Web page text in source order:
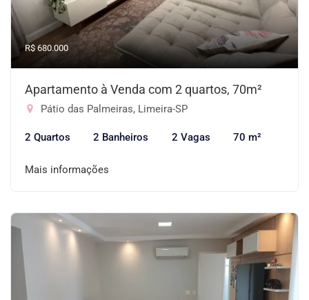
R$ 680.000
Apartamento à Venda com 2 quartos, 70m²
Pátio das Palmeiras, Limeira-SP
2 Quartos 2 Banheiros 2 Vagas 70 m²
Mais informações